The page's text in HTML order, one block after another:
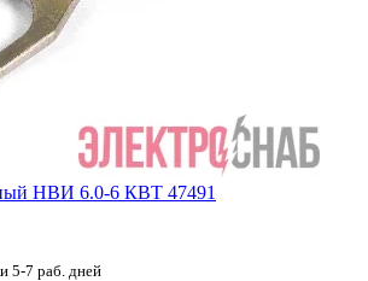
НВИ 6.0-6 КВТ 47491
5-7 раб. дней